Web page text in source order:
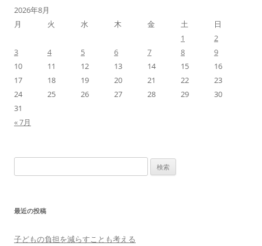
2026年8月
月
火 水 木 金 土
日
1
2
3
4 5 6 7 8
9
10
11 12 13 14 15
16
17
18 19 20 21 22
23
24
25 26 27 28 29
30
31
« 7月
索:
最近の投稿
子どもの負担を減らすことも考える